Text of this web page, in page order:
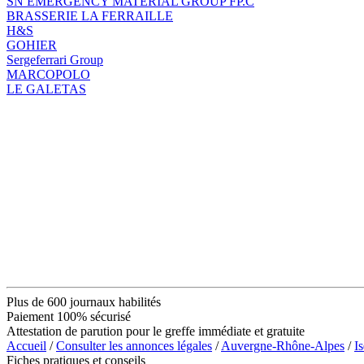
BRASSERIE LA FERRAILLE
H&S
GOHIER
Sergeferrari Group
MARCOPOLO
LE GALETAS
Plus de 600 journaux habilités
Paiement 100% sécurisé
Attestation de parution pour le greffe immédiate et gratuite
Accueil /Consulter les annonces légales /Auvergne-Rhône-Alpes /
Fiches pratiques et conseils